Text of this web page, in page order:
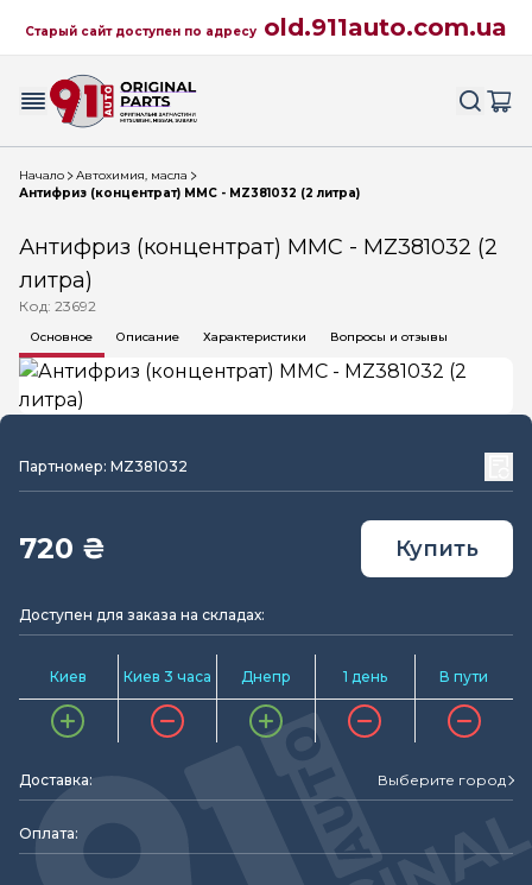
Старый сайт доступен по адресу old.911auto.com.ua
Начало
Автохимия, масла
Антифриз (концентрат) MMC - MZ381032 (2 литра)
Антифриз (концентрат) MMC - MZ381032 (2
литра)
Код: 23692
Основное Описание Характеристики Вопросы и отзывы
Партномер: MZ381032
720 ₴ Купить
Доступен для заказа на складах:
Киев Киев 3 часа Днепр 1 день В пути
Доставка: Выберите город
Оплата: